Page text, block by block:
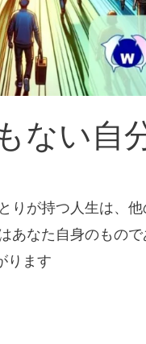
ない自
が持つ人生は、他
あなた自身のもの
ります